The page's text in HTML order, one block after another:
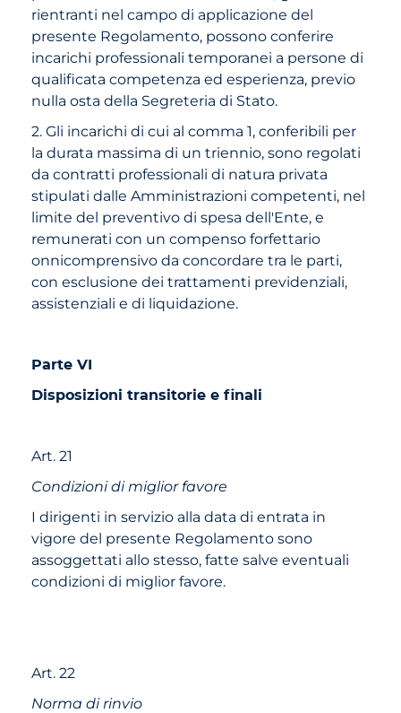
rientranti nel campo di applicazione del
presente Regolamento, possono conferire
incarichi professionali temporanei a persone di
qualificata competenza ed esperienza, previo
nulla osta della Segreteria di Stato.
2. Gli incarichi di cui al comma 1, conferibili per
la durata massima di un triennio, sono regolati
da contratti professionali di natura privata
stipulati dalle Amministrazioni competenti, nel
limite del preventivo di spesa dell'Ente, e
remunerati con un compenso forfettario
onnicomprensivo da concordare tra le parti,
con esclusione dei trattamenti previdenziali,
assistenziali e di liquidazione.
Parte VI
Disposizioni transitorie e finali
Art. 21
Condizioni di miglior favore
I dirigenti in servizio alla data di entrata in
vigore del presente Regolamento sono
assoggettati allo stesso, fatte salve eventuali
condizioni di miglior favore.
Art. 22
Norma di rinvio